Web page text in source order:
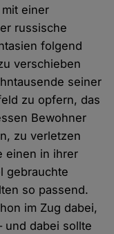
einer
russische
folgend
verschieben
seiner
zu opfern, das
Bewohner
zu verletzen
einen in ihrer
gebrauchte
so passend.
im Zug dabei,
und dabei sollte